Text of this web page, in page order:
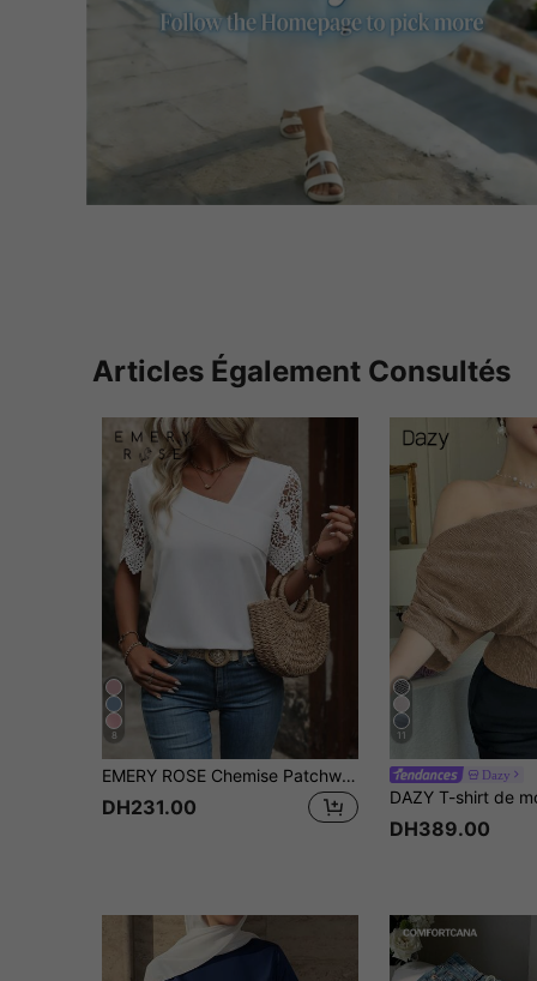
Articles Également Consultés
8
EMERY ROSE Chemise Patchwork En Dentelle À Col Asymétrique Pour Femme
DH231.00
11
Dazy
DH389.00